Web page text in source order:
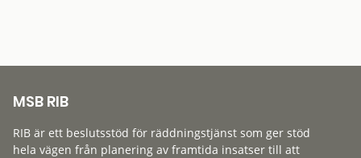
MSB RIB
RIB är ett beslutsstöd för räddningstjänst som ger stöd
hela vägen från planering av framtida insatser till att